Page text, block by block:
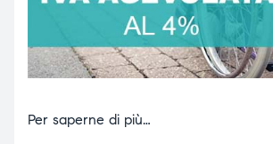
Per saperne di più…